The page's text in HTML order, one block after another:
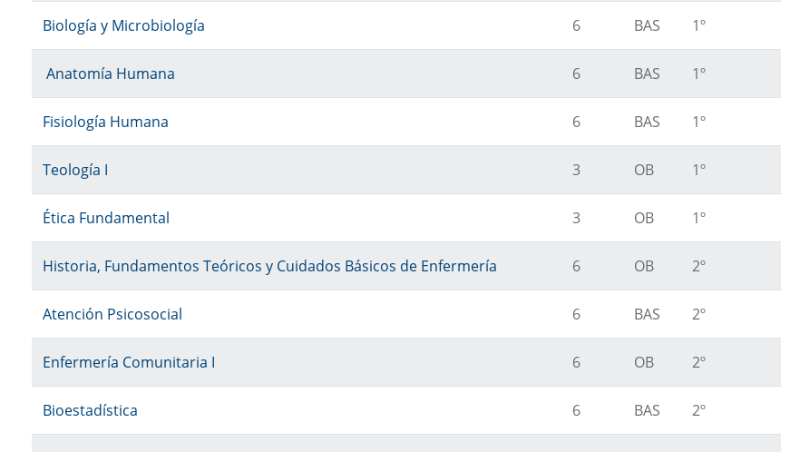
Biología y Microbiología 6 BAS 1º
Anatomía Humana 6 BAS 1º
Fisiología Humana 6 BAS 1º
Teología I 3 OB 1º
Ética Fundamental 3 OB 1º
Historia, Fundamentos Teóricos y Cuidados Básicos de Enfermería 6 OB 2º
Atención Psicosocial 6 BAS 2º
Enfermería Comunitaria I 6 OB 2º
Bioestadística 6 BAS 2º